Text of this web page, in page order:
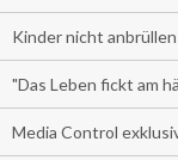
Kinder nicht
"Das Leben fickt am
Media Control